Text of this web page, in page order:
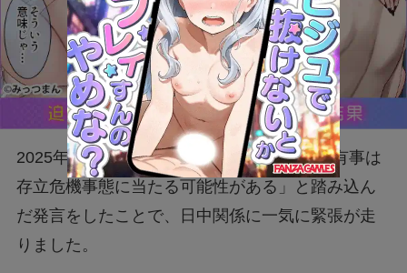
2025年11月、高市早苗首相が国会で「台湾有事は
存立危機事態に当たる可能性がある」と踏み込ん
だ発言をしたことで、日中関係に一気に緊張が走
りました。